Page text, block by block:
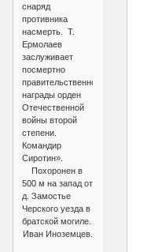
снаряд
противника
насмерть. Т.
Ермолаев
заслуживает
посмертно
правительственной
награды орден
Отечественной
войны второй
степени.
Командир
Сиротин».
Похоронен в
500 м на запад от
д. Замостье
Черского уезда в
братской могиле.
Иван Иноземцев.